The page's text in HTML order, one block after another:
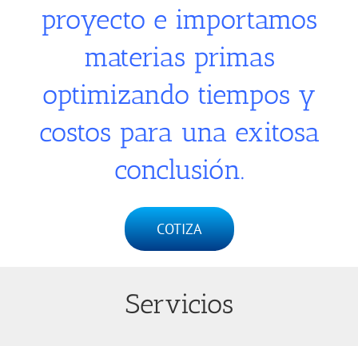
proyecto e importamos
materias primas
optimizando tiempos y
costos para una exitosa
conclusión.
COTIZA
Servicios